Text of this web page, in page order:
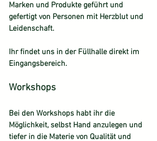
Marken und Produkte geführt und
gefertigt von Personen mit Herzblut und
Leidenschaft.
Ihr findet uns in der Füllhalle direkt im
Eingangsbereich.
Workshops
Bei den Workshops habt ihr die
Möglichkeit, selbst Hand anzulegen und
tiefer in die Materie von Qualität und